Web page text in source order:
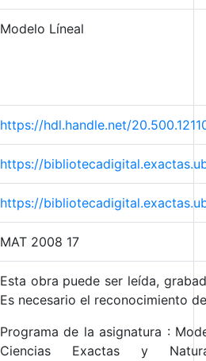
Modelo Líneal
https://hdl.handle.net/
https://
https://
MAT 2008 17
Esta obra puede ser leída,
Es necesario el reconocimiento
Programa de la asignatura :
Ciencias Exactas y